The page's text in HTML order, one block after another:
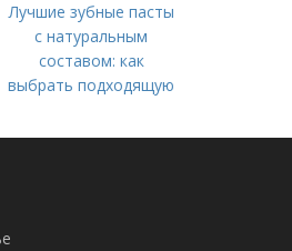
Лучшие зубные пасты
с натуральным
составом: как
выбрать подходящую